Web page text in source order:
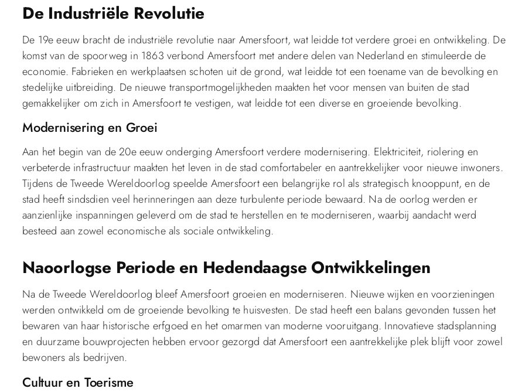
De Industriële Revolutie
De 19e eeuw bracht de industriële revolutie naar Amersfoort, wat leidde tot verdere groei en ontwikkeling. De
komst van de spoorweg in 1863 verbond Amersfoort met andere delen van Nederland en stimuleerde de
economie. Fabrieken en werkplaatsen schoten uit de grond, wat leidde tot een toename van de bevolking en
stedelijke uitbreiding. De nieuwe transportmogelijkheden maakten het voor mensen van buiten de stad
gemakkelijker om zich in Amersfoort te vestigen, wat leidde tot een diverse en groeiende bevolking.
Modernisering en Groei
Aan het begin van de 20e eeuw onderging Amersfoort verdere modernisering. Elektriciteit, riolering en
verbeterde infrastructuur maakten het leven in de stad comfortabeler en aantrekkelijker voor nieuwe inwoners.
Tijdens de Tweede Wereldoorlog speelde Amersfoort een belangrijke rol als strategisch knooppunt, en de
stad heeft sindsdien veel herinneringen aan deze turbulente periode bewaard. Na de oorlog werden er
aanzienlijke inspanningen geleverd om de stad te herstellen en te moderniseren, waarbij aandacht werd
besteed aan zowel economische als sociale ontwikkeling.
Naoorlogse Periode en Hedendaagse Ontwikkelingen
Na de Tweede Wereldoorlog bleef Amersfoort groeien en moderniseren. Nieuwe wijken en voorzieningen
werden ontwikkeld om de groeiende bevolking te huisvesten. De stad heeft een balans gevonden tussen het
bewaren van haar historische erfgoed en het omarmen van moderne vooruitgang. Innovatieve stadsplanning
en duurzame bouwprojecten hebben ervoor gezorgd dat Amersfoort een aantrekkelijke plek blijft voor zowel
bewoners als bedrijven.
Cultuur en Toerisme